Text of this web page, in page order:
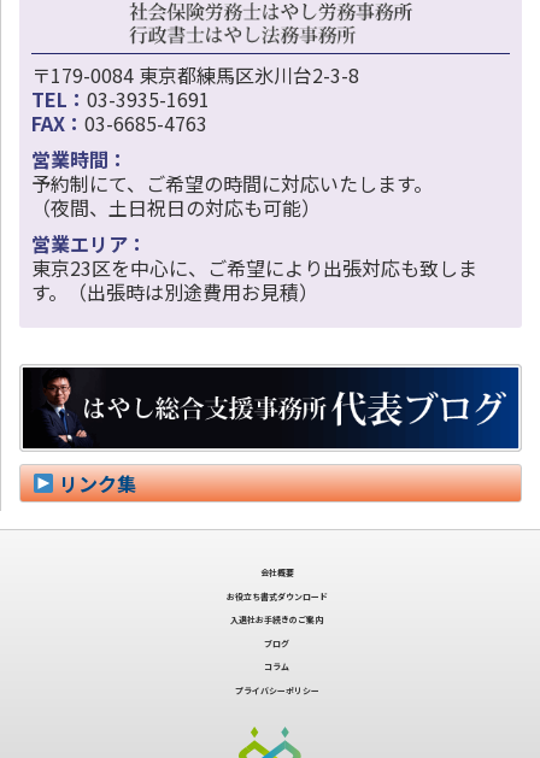
〒179-0084 東京都練馬区氷川台2-3-8
TEL： 03-3935-1691
FAX： 03-6685-4763
営業時間：
予約制にて、ご希望の時間に対応いたします。
（夜間、土日祝日の対応も可能）
営業エリア：
東京23区を中心に、ご希望により出張対応も致しま
す。（出張時は別途費用お見積）
リンク集
会社概要
お役立ち書式ダウンロード
入退社お手続きのご案内
ブログ
コラム
プライバシーポリシー